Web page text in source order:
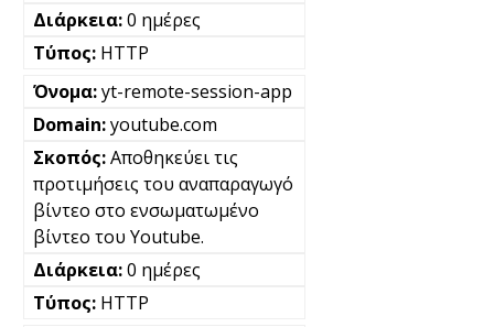
0 ημέρες
HTTP
yt-remote-session-app
youtube.com
Αποθηκεύει τις
προτιμήσεις του αναπαραγωγό
βίντεο στο ενσωματωμένο
βίντεο του Youtube.
0 ημέρες
HTTP